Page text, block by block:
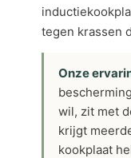
tegen krassen
Onze
wil, zit met
krijgt
kookplaat